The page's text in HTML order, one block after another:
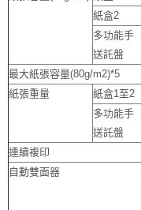
紙盒2
多功能手
送託盤
最大紙張容量(80g/m2)*5
紙張重量
紙盒1至2
多功能手
送託盤
連續複印
自動雙面器